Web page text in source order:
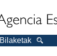
Bilaketak